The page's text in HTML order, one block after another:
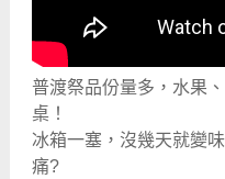
普渡祭品份量多，水果
桌！
冰箱一塞，沒幾天就變
痛?